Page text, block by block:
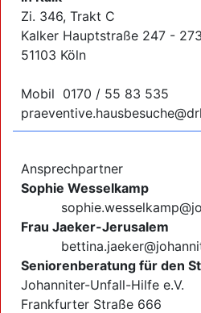
Zi. 346, Trakt C
Kalker Hauptstraße 247 - 273
51103 Köln
Mobil 0170 / 55 83 535
Ansprechpartner
Sophie Wesselkamp
Frau Jaeker-Jerusalem
Seniorenberatung für den
Johanniter-Unfall-Hilfe e.V.
Frankfurter Straße 666